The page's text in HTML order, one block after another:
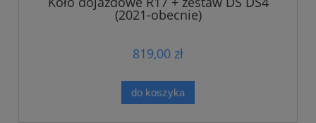
(2021-obecnie)
819,00 zł
do koszyka